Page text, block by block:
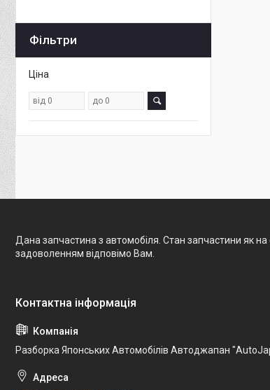
Фільтри
Ціна
Дана запчастина з автомобіля. Стан запчастини як
задоволенням відповімо Вам.
Разборка Японських Автомобілів Автоджапан